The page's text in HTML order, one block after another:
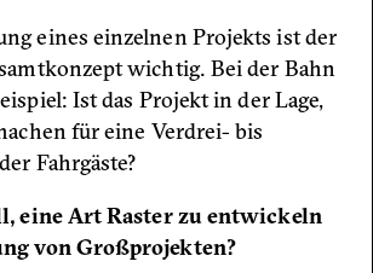
eines einzelnen Projekts ist der
wichtig. Bei der Bahn
Ist das Projekt in der Lage,
für eine Verdrei- bis
Fahrgäste?
eine Art Raster zu entwickeln
von Großprojekten?